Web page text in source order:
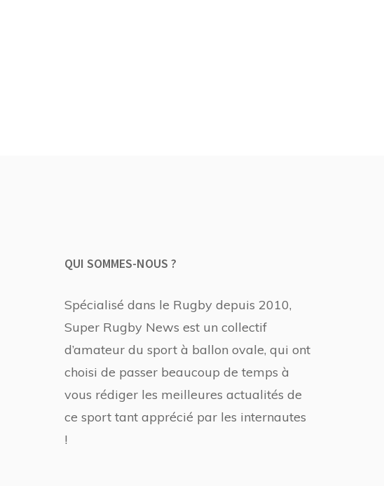
QUI SOMMES-NOUS ?
Spécialisé dans le Rugby depuis 2010,
Super Rugby News est un collectif
d’amateur du sport à ballon ovale, qui ont
choisi de passer beaucoup de temps à
vous rédiger les meilleures actualités de
ce sport tant apprécié par les internautes
!